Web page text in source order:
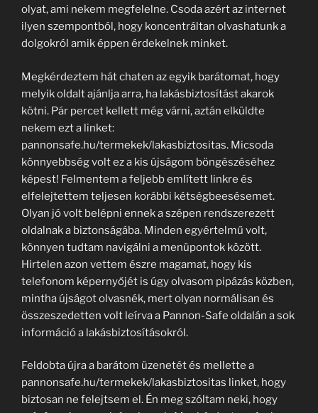
olyat, ami nekem megfelelne. Csoda azért az internet
ilyen szempontból, hogy koncentráltan olvashatunk a
dolgokról amik éppen érdekelnek minket.
Megkérdeztem hát chaten az egyik barátomat, hogy
melyik oldalt ajánlja arra, ha lakásbiztosítást akarok
kötni. Pár percet kellett még várni, aztán elküldte
nekem ezt a linket:
pannonsafe.hu/termekek/lakasbiztositas. Micsoda
könnyebbség volt ez a kis újságom böngészéséhez
képest! Felmentem a feljebb említett linkre és
elfelejtettem teljesen korábbi kétségbeesésemet.
Olyan jó volt belépni ennek a szépen rendszerezett
oldalnak a biztonságába. Minden egyértelmű volt,
könnyen tudtam navigálni a menüpontok között.
Hirtelen azon vettem észre magamat, hogy kis
telefonom képernyőjét is úgy olvasom pipázás közben,
mintha újságot olvasnék, mert olyan normálisan és
összeszedetten volt leírva a Pannon-Safe oldalán a sok
információ a lakásbiztosításokról.
Feldobta újra a barátom üzenetét és mellette a
pannonsafe.hu/termekek/lakasbiztositas linket, hogy
biztosan ne felejtsem el. Én meg szóltam neki, hogy